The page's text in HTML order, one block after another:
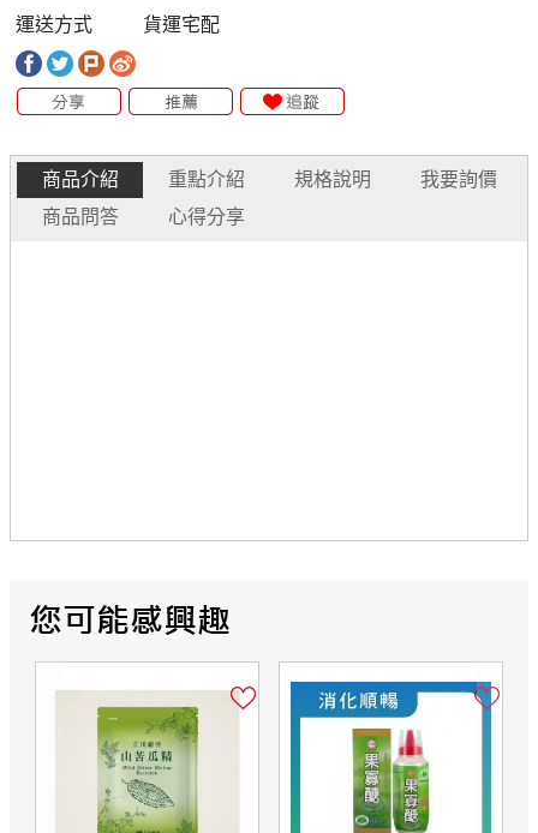
運送方式 貨運宅配
商品介紹 重點介紹 規格說明
我要詢價
商品問答
心得分享